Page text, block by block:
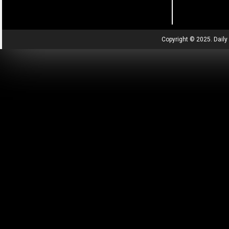
Copyright © 2025.